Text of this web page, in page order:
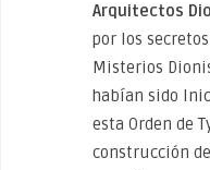
Arquitectos
por los
Misterios
habían sido
esta Orden de
construcción